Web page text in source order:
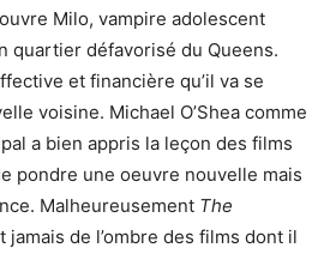
Milo, vampire adolescent
quartier défavorisé du Queens.
et financière qu’il va se
voisine. Michael O’Shea comme
a bien appris la leçon des films
pondre une oeuvre nouvelle mais
Malheureusement The
jamais de l’ombre des films dont il